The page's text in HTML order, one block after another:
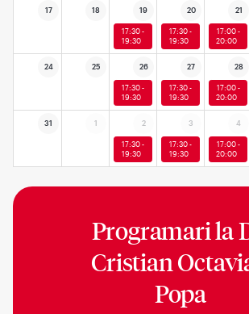
17 18 19 20 21
17:30 -
19:30
17:30 -
19:30
17:00 -
20:00
24 25 26 27 28
17:30 -
19:30
17:30 -
19:30
17:00 -
20:00
31 1 2 3 4
17:30 -
19:30
17:30 -
19:30
17:00 -
20:00
Programari la
Cristian
Popa